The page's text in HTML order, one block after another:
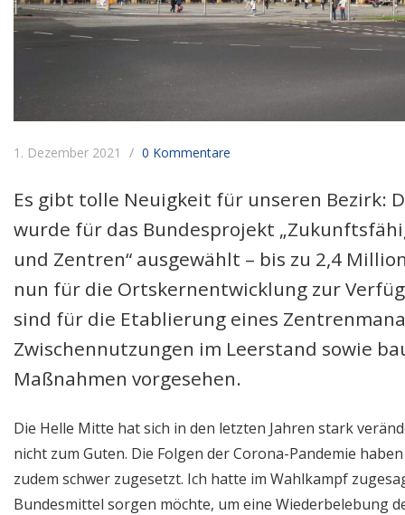
1. Dezember 2021 0 Kommentare
Es gibt tolle Neuigkeit für unseren Bezirk:
wurde für das Bundesprojekt
und Zentren“ ausgewählt – bis zu 2,4
nun für die Ortskernentwicklung zur
sind für die Etablierung eines
Zwischennutzungen im Leerstand sowie
Maßnahmen vorgesehen.
Die Helle Mitte hat sich in den letzten Jahren stark
nicht zum Guten. Die Folgen der Corona-Pandemie
zudem schwer zugesetzt. Ich hatte im Wahlkampf
Bundesmittel sorgen möchte, um eine Wiederbelebung